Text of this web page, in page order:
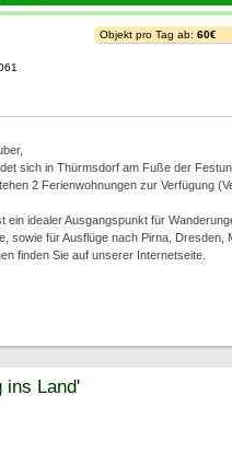
Objekt pro Tag ab: 60€
sich in Thürmsdorf am Fuße der
2 Ferienwohnungen zur Verfügung
ein idealer Ausgangspunkt für
sowie für Ausflüge nach Pirna, Dresden,
finden Sie auf unserer Internetseite.
ins Land'